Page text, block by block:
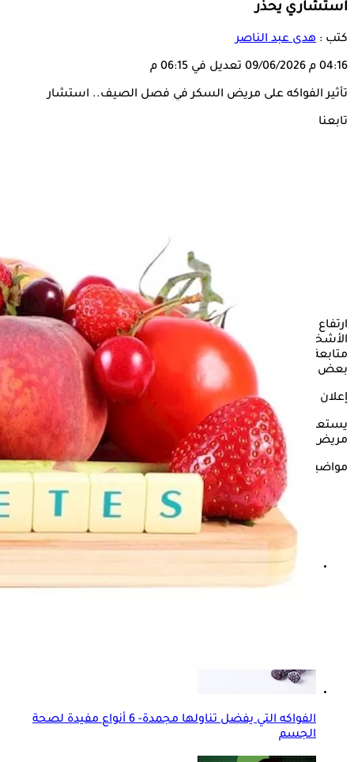
استشاري يحذر
كتب : هدى عبد الناصر
04:16 م 09/06/2026 تعديل في 06:15 م
تأثير الفواكه على مريض السكر في فصل الصيف.. استشار
تابعنا على
ارتفاع سكر الدم من المشكلات الصحية التي يعاني منها بعض
الأشخاص، ويرجع ذلك إلى العديد من الأسباب الصحية التي تتطلب
متابعة دورية مع الطبيب المختص خاصة عند الرغبة في تناول
بعض الأطعمة.
إعلان
يستعرض "الكونسلتو" في التقرير التالي تأثير الفواكهالصيفية على
مريض
السكروفقًا لما ذكره موقع "ndtv".
مواضيع ذات صلة
الفواكه التي يفضل تناولها مجمدة- 6 أنواع مفيدة لصحة
الجسم